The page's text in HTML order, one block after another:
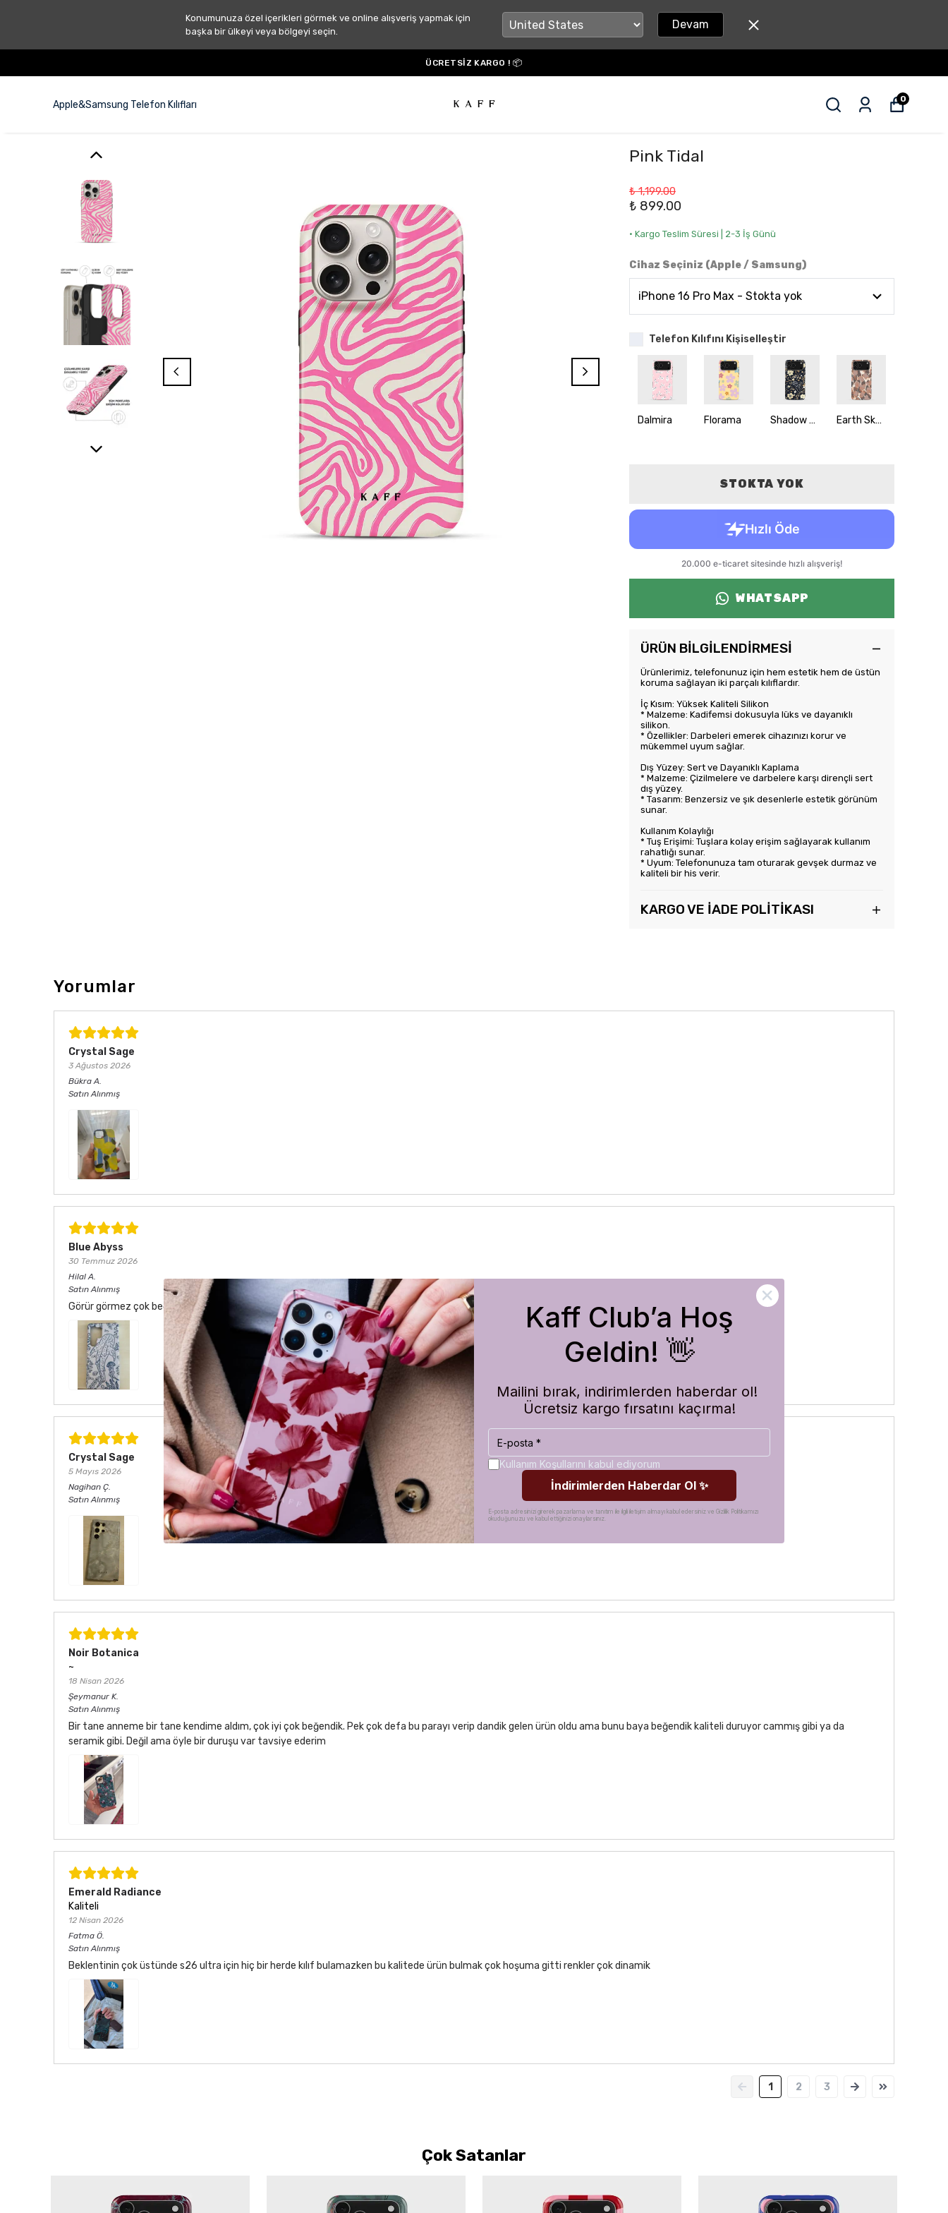
Konumunuza özel içerikleri görmek ve online alışveriş yapmak için
başka bir ülkeyi veya bölgeyi seçin.
Devam
ÜCRETSİZ KARGO ! 📦
Apple&Samsung Telefon Kılıfları 0
Pink Tidal
₺ 1,199.00
₺ 899.00
• Kargo Teslim Süresi | 2-3 İş Günü
Cihaz Seçiniz (Apple / Samsung)
Telefon Kılıfını Kişiselleştir
Color Drift Vintara Dalmira Florama Shadow Garden Earth Sketch
STOKTA YOK
WHATSAPP
ÜRÜN BİLGİLENDİRMESİ
Ürünlerimiz, telefonunuz için hem estetik hem de üstün
koruma sağlayan iki parçalı kılıflardır.
İç Kısım: Yüksek Kaliteli Silikon
* Malzeme: Kadifemsi dokusuyla lüks ve dayanıklı
silikon.
* Özellikler: Darbeleri emerek cihazınızı korur ve
mükemmel uyum sağlar.
Dış Yüzey: Sert ve Dayanıklı Kaplama
* Malzeme: Çizilmelere ve darbelere karşı dirençli sert
dış yüzey.
* Tasarım: Benzersiz ve şık desenlerle estetik görünüm
sunar.
Kullanım Kolaylığı
* Tuş Erişimi: Tuşlara kolay erişim sağlayarak kullanım
rahatlığı sunar.
* Uyum: Telefonunuza tam oturarak gevşek durmaz ve
kaliteli bir his verir.
KARGO VE İADE POLİTİKASI
Yorumlar
Crystal Sage
3 Ağustos 2026
Bükra A.
Satın Alınmış
Blue Abyss
30 Temmuz 2026
Hilal A.
Satın Alınmış
Görür görmez çok beğendim. Hem desen olarak çok şık hem de koruma olarak çok güvenilir. Ayrıca hızlı kargolama için teşekkürler
Crystal Sage
5 Mayıs 2026
Nagihan Ç.
Satın Alınmış
Noir Botanica
~
18 Nisan 2026
Şeymanur K.
Satın Alınmış
Bir tane anneme bir tane kendime aldım, çok iyi çok beğendik. Pek çok defa bu parayı verip dandik gelen ürün oldu ama bunu baya beğendik kaliteli duruyor cammış gibi ya da
seramik gibi. Değil ama öyle bir duruşu var tavsiye ederim
Emerald Radiance
Kaliteli
12 Nisan 2026
Fatma Ö.
Satın Alınmış
Beklentinin çok üstünde s26 ultra için hiç bir herde kılıf bulamazken bu kalitede ürün bulmak çok hoşuma gitti renkler çok dinamik
1 2 3
Çok Satanlar
Kaff Club’a Hoş
Geldin! 👋
Mailini bırak, indirimlerden haberdar ol!
Ücretsiz kargo fırsatını kaçırma!
Kullanım Koşullarını kabul ediyorum
İndirimlerden Haberdar Ol ✨
E-posta adresinizi girerek pazarlama ve tanıtım ile ilgili iletişim almayı kabul edersiniz ve Gizlilik Politikamızı
okuduğunuzu ve kabul ettiğinizi onaylarsınız.